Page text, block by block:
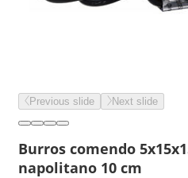
Previous slide Next slide
Burros comendo
napolitano 10 cm